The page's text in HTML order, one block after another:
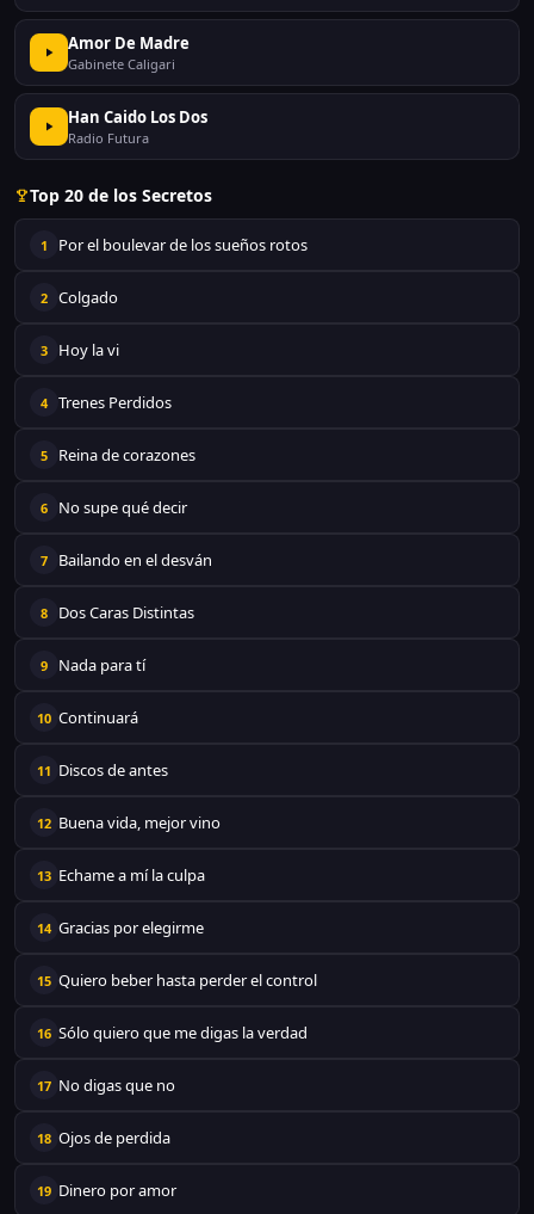
Amor De Madre
Gabinete Caligari
Han Caido Los Dos
Radio Futura
Top 20 de los Secretos
1 Por el boulevar de los sueños rotos
2 Colgado
3 Hoy la vi
4 Trenes Perdidos
5 Reina de corazones
6 No supe qué decir
7 Bailando en el desván
8 Dos Caras Distintas
9 Nada para tí
10 Continuará
11 Discos de antes
12 Buena vida, mejor vino
13 Echame a mí la culpa
14 Gracias por elegirme
15 Quiero beber hasta perder el control
16 Sólo quiero que me digas la verdad
17 No digas que no
18 Ojos de perdida
19 Dinero por amor